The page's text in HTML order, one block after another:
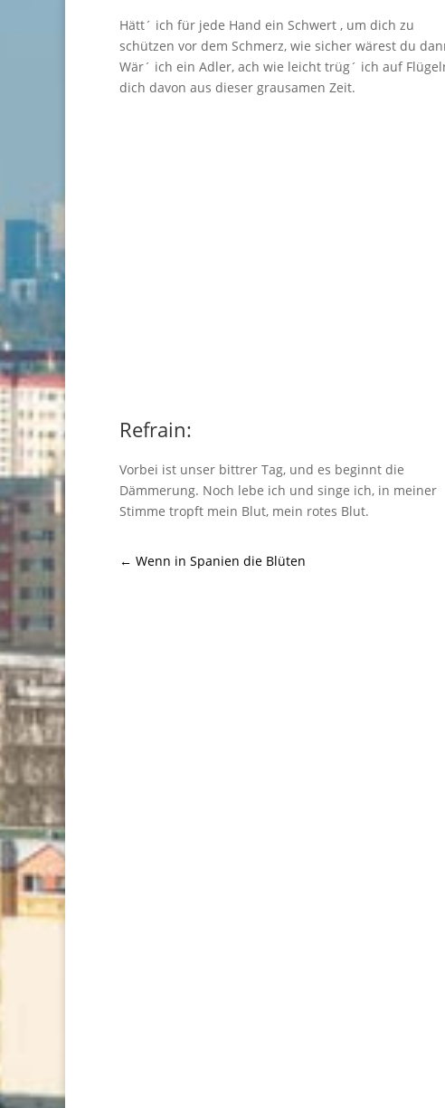
Hätt´ ich für jede Hand ein Schwert , um dich zu
schützen vor dem Schmerz, wie sicher wärest du
Wär´ ich ein Adler, ach wie leicht trüg´ ich auf
dich davon aus dieser grausamen Zeit.
Refrain:
Vorbei ist unser bittrer Tag, und es beginnt die
Dämmerung. Noch lebe ich und singe ich, in meiner
Stimme tropft mein Blut, mein rotes Blut.
← Wenn in Spanien die Blüten